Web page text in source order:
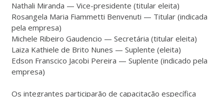
Nathali Miranda — Vice-presidente (titular eleita)
Rosangela Maria Fiammetti Benvenuti — Titular (indicada
pela empresa)
Michele Ribeiro Gaudencio — Secretária (titular eleita)
Laiza Kathiele de Brito Nunes — Suplente (eleita)
Edson Franscico Jacobi Pereira — Suplente (indicado pela
empresa)
Os integrantes participarão de capacitação específica